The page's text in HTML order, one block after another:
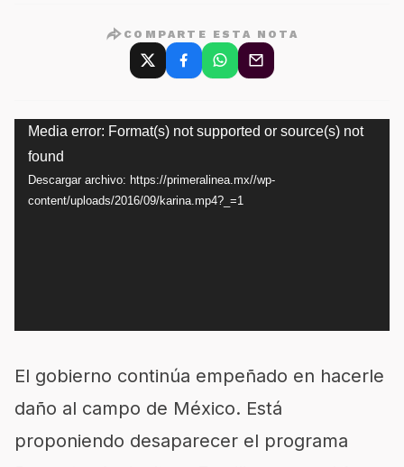
COMPARTE ESTA NOTA
Reproductor
de
vídeo
Media error: Format(s) not supported or source(s) not
found
Descargar archivo: https://primeralinea.mx//wp-
content/uploads/2016/09/karina.mp4?_=1
El gobierno continúa empeñado en hacerle
daño al campo de México. Está
proponiendo desaparecer el programa